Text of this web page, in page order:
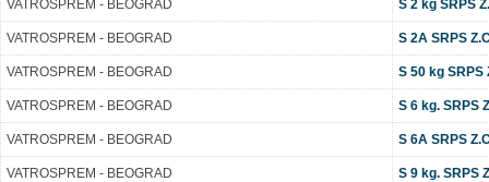
VATROSPREM - BEOGRAD S 2 kg SRPS
VATROSPREM - BEOGRAD S 2A SRPS
VATROSPREM - BEOGRAD S 50 kg SRPS
VATROSPREM - BEOGRAD S 6 kg. SRPS
VATROSPREM - BEOGRAD S 6A SRPS
VATROSPREM - BEOGRAD S 9 kg. SRPS